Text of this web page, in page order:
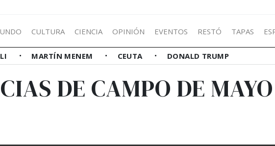
CULTURA CIENCIA OPINIÓN EVENTOS RESTÓ TAPAS
MARTÍN MENEM CEUTA DONALD TRUMP
DE CAMPO DE MAYO